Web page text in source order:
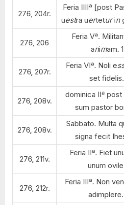
276, 204r.
Feria IIIIª [post
uestra uerteturin
276, 206
Feria Vª. Militan
animam.
276, 207r.
Feria VIª. Noli e
set
276, 208v.
dominica IIª post
sum pastor
276, 208v.
Sabbato. Multa
signa fecit
276, 211v.
Feria IIª. Fiet
unum
276, 212r.
Feria IIIª. Non